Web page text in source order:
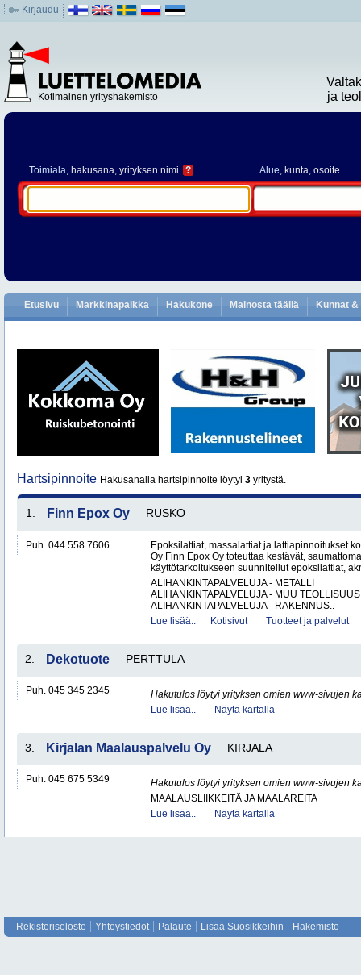
Kirjaudu
Kotimainen yrityshakemisto
ja
Toimiala, hakusana, yrityksen nimi ? Alue, kunta, osoite
Etusivu Markkinapaikka Hakukone Mainosta täällä Kunnat
Hartsipinnoite Hakusanalla hartsipinnoite löytyi 3 yritystä.
1. Finn Epox Oy RUSKO
Puh. 044 558 7606
Epoksilattiat, massalattiat ja lattiapinnoitukset
Oy Finn Epox Oy toteuttaa kestävät,
käyttötarkoitukseen suunnitellut epoksilattiat,
ALIHANKINTAPALVELUJA - METALLI
ALIHANKINTAPALVELUJA - MUU TEOLLISUUS
ALIHANKINTAPALVELUJA - RAKENNUS..
Lue lisää..
Kotisivut Tuotteet ja palvelut
2. Dekotuote PERTTULA
Puh. 045 345 2345
Hakutulos löytyi yrityksen omien www-sivujen
Lue lisää..
Näytä kartalla
3. Kirjalan Maalauspalvelu Oy KIRJALA
Puh. 045 675 5349
Hakutulos löytyi yrityksen omien www-sivujen
MAALAUSLIIKKEITÄ JA MAALAREITA
Lue lisää..
Näytä kartalla
Rekisteriseloste Yhteystiedot Palaute Lisää Suosikkeihin Hakemisto